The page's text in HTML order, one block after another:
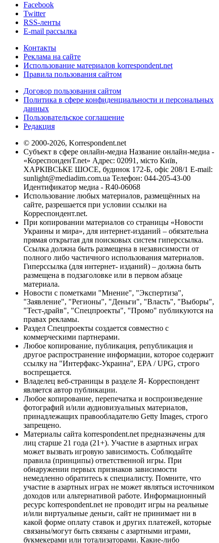
Facebook
Twitter
RSS-ленты
E-mail рассылка
Контакты
Реклама на сайте
Использование материалов korrespondent.net
Правила пользования сайтом
Договор пользования сайтом
Политика в сфере конфиденциальности и персональных
данных
Пользовательское соглашение
Редакция
© 2000-2026, Korrespondent.net
Субъект в сфере онлайн-медиа Название онлайн-медиа -
«КореспонденТ.net» Адрес: 02091, місто Київ,
ХАРКІВСЬКЕ ШОСЕ, будинок 172-Б, офіс 208/1 E-mail:
sunlight@mediadim.com.ua Телефон: 044-205-43-00
Идентификатор медиа - R40-06068
Использование любых материалов, размещённых на
сайте, разрешается при условии ссылки на
Корреспондент.net.
При копировании материалов со страницы «Новости
Украины и мира», для интернет-изданий – обязательна
прямая открытая для поисковых систем гиперссылка.
Ссылка должна быть размещена в независимости от
полного либо частичного использования материалов.
Гиперссылка (для интернет- изданий) – должна быть
размещена в подзаголовке или в первом абзаце
материала.
Новости с пометками "Мнение", "Экспертиза",
"Заявление", "Регионы", "Деньги", "Власть", "Выборы",
"Тест-драйв", "Спецпроекты", "Промо" публикуются на
правах рекламы.
Раздел Спецпроекты создается совместно с
коммерческими партнерами.
Любое копирование, публикация, републикация и
другое распространение информации, которое содержит
ссылку на "Интерфакс-Украина", EPA / UPG, строго
воспрещается.
Владелец веб-страницы в разделе Я- Корреспондент
является автор публикации.
Любое копирование, перепечатка и воспроизведение
фотографий и/или аудиовизуальных материалов,
принадлежащих правообладателю Getty Images, строго
запрещено.
Материалы сайта korrespondent.net предназначены для
лиц старше 21 года (21+). Участие в азартных играх
может вызвать игровую зависимость. Соблюдайте
правила (принципы) ответственной игры. При
обнаружении первых признаков зависимости
немедленно обратитесь к специалисту. Помните, что
участие в азартных играх не может являться источником
доходов или альтернативой работе. Информационный
ресурс korrespondent.net не проводит игры на реальные
и/или виртуальные деньги, сайт не принимает ни в
какой форме оплату ставок и других платежей, которые
связаны/могут быть связаны с азартными играми,
букмекерами или тотализаторами. Какие-либо